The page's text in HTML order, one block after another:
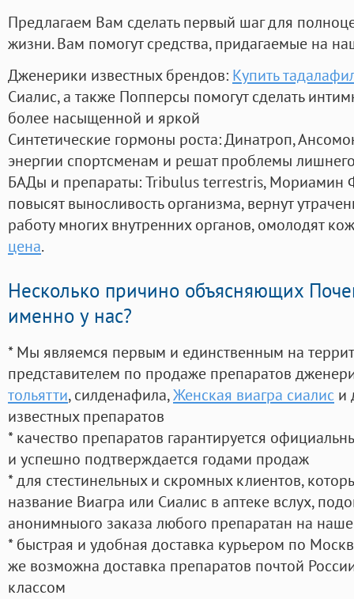
Предлагаем Вам сделать первый шаг для
жизни. Вам помогут средства, придагаемые на
Дженерики известных брендов: Купить
Сиалис, а также Попперсы помогут сделать
более насыщенной и яркой
Синтетические гормоны роста: Динатроп,
энергии спортсменам и решат проблемы
БАДы и препараты:Tribulus terrestris, Мориамин
повысят выносливость организма, вернут
работу многих внутренних органов, омолодят
цена.
Несколько причино объясняющих
именно у нас?
* Мы являемся первым и единственным на
представителем по продаже препаратов
тольятти, силденафила,Женская виагра сиалис и
известных препаратов
* качество препаратов гарантируется
и успешно подтверждается годами продаж
* для стестинельных и скромных клиентов,
название Виагра или Сиалис в аптеке вслух,
анонимныого заказа любого препаратан на
* быстрая и удобная доставка курьером по
же возможна доставка препаратов почтой
классом